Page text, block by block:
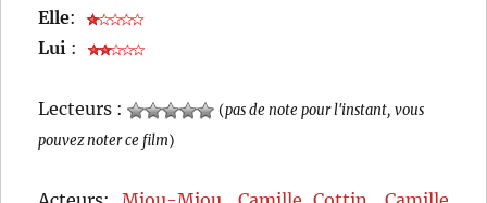
Elle:
Lui :
Lecteurs : (pas de note pour l'instant, vous
pouvez noter ce film)